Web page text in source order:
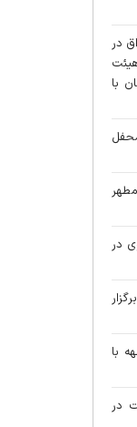
در
۴ هزار هیئت
با
در
با
در